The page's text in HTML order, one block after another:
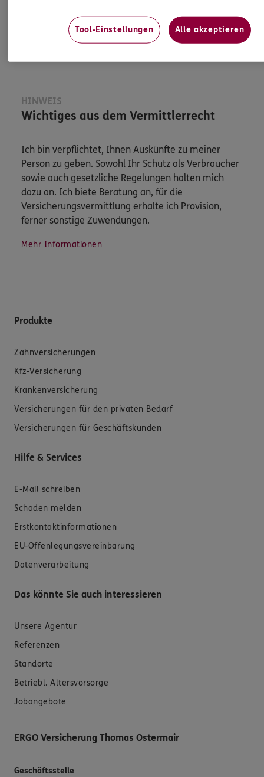
Jetzt informieren
HINWEIS
Wichtiges aus dem Vermittlerrecht
Ich bin verpflichtet, Ihnen Auskünfte zu meiner
Person zu geben. Sowohl Ihr Schutz als Verbraucher
sowie auch gesetzliche Regelungen halten mich
dazu an. Ich biete Beratung an, für die
Versicherungsvermittlung erhalte ich Provision,
ferner sonstige Zuwendungen.
Mehr Informationen
Produkte
Zahnversicherungen
Kfz-Versicherung
Krankenversicherung
Versicherungen für den privaten Bedarf
Versicherungen für Geschäftskunden
Hilfe & Services
E-Mail schreiben
Schaden melden
Erstkontaktinformationen
EU-Offenlegungsvereinbarung
Datenverarbeitung
Das könnte Sie auch interessieren
Unsere Agentur
Referenzen
Standorte
Betriebl. Altersvorsorge
Jobangebote
ERGO Versicherung Thomas Ostermair
Geschäftsstelle
Tool-Einstellungen Alle akzeptieren